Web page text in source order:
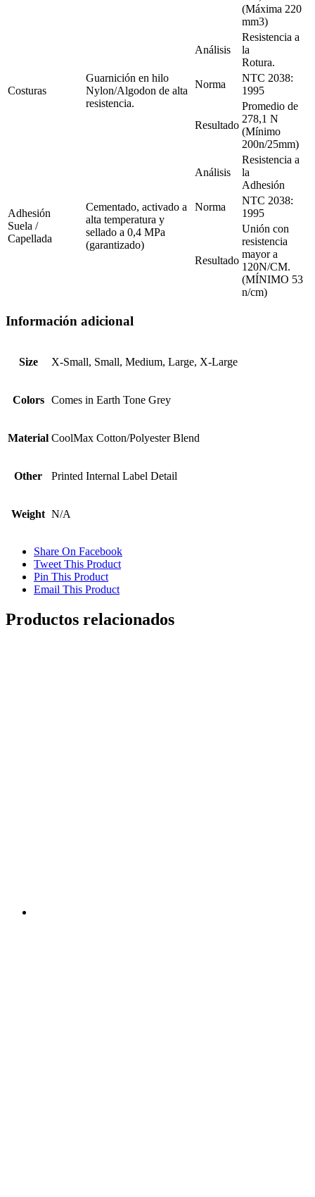
(Máxima 220
mm3)
Costuras
Guarnición en hilo
Nylon/Algodon de alta
resistencia.
Análisis
Resistencia a
la
Rotura.
Norma
NTC 2038:
1995
Resultado
Promedio de
278,1 N
(Mínimo
200n/25mm)
Adhesión
Suela /
Capellada
Cementado, activado a
alta temperatura y
sellado a 0,4 MPa
(garantizado)
Análisis
Resistencia a
la
Adhesión
Norma
NTC 2038:
1995
Resultado
Unión con
resistencia
mayor a
120N/CM.
(MÍNIMO 53
n/cm)
Información adicional
Size X-Small, Small, Medium, Large, X-Large
Colors Comes in Earth Tone Grey
Material CoolMax Cotton/Polyester Blend
Other Printed Internal Label Detail
Weight N/A
Share On Facebook
Tweet This Product
Pin This Product
Email This Product
Productos relacionados